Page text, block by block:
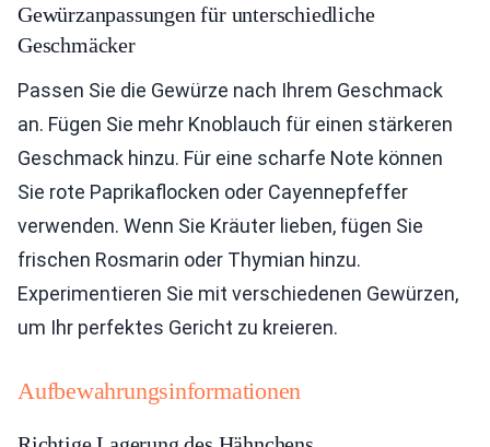
Gewürzanpassungen für unterschiedliche
Geschmäcker
Passen Sie die Gewürze nach Ihrem Geschmack
an. Fügen Sie mehr Knoblauch für einen stärkeren
Geschmack hinzu. Für eine scharfe Note können
Sie rote Paprikaflocken oder Cayennepfeffer
verwenden. Wenn Sie Kräuter lieben, fügen Sie
frischen Rosmarin oder Thymian hinzu.
Experimentieren Sie mit verschiedenen Gewürzen,
um Ihr perfektes Gericht zu kreieren.
Aufbewahrungsinformationen